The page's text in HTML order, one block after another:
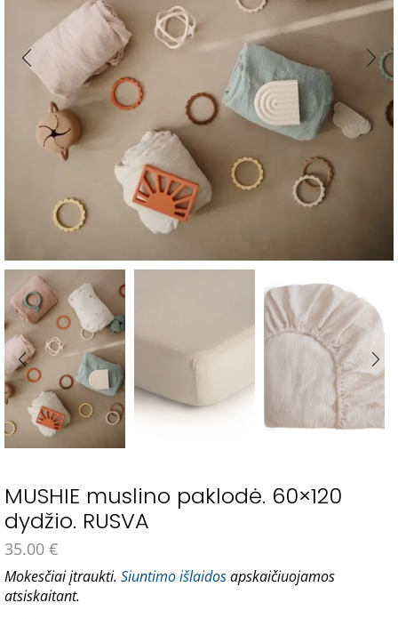
MUSHIE muslino paklodė. 60×120
dydžio. RUSVA
35.00 €
Mokesčiai įtraukti. Siuntimo išlaidosapskaičiuojamos
atsiskaitant.